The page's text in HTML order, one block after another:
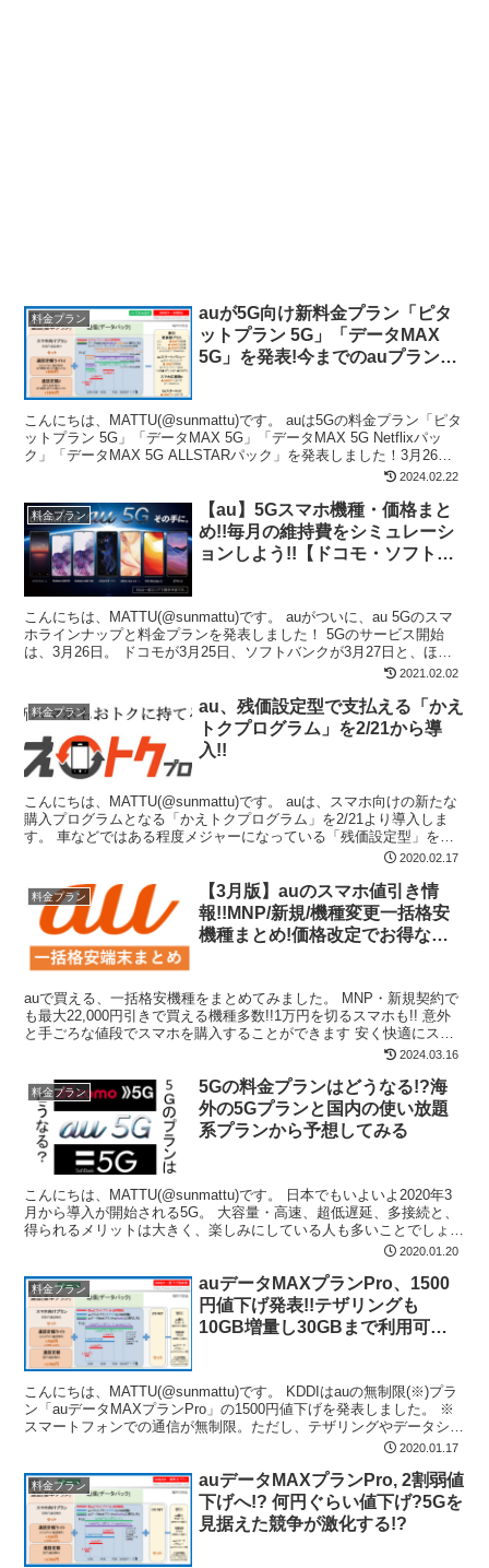
料金プラン
auが5G向け新料金プラン「ピタ
ットプラン 5G」「データMAX
5G」を発表!今までのauプランと
こんにちは、MATTU(@sunmattu)です。 auは5Gの料金プラン「ピタ
ットプラン 5G」「データMAX 5G」「データMAX 5G Netflixパッ
ク」「データMAX 5G ALLSTARパック」を発表しました！3月26日
2024.02.22
料金プラン
【au】5Gスマホ機種・価格まと
め!!毎月の維持費をシミュレーシ
ョンしよう!!【ドコモ・ソフトバ
こんにちは、MATTU(@sunmattu)です。 auがついに、au 5Gのスマ
ホラインナップと料金プランを発表しました！ 5Gのサービス開始
は、3月26日。 ドコモが3月25日、ソフトバンクが3月27日と、ほぼ
2021.02.02
料金プラン
au、残価設定型で支払える「かえ
トクプログラム」を2/21から導
入!!
こんにちは、MATTU(@sunmattu)です。 auは、スマホ向けの新たな
購入プログラムとなる「かえトクプログラム」を2/21より導入しま
す。 車などではある程度メジャーになっている「残価設定型」を導
2020.02.17
料金プラン
【3月版】auのスマホ値引き情
報!!MNP/新規/機種変更一括格安
機種まとめ!価格改定でお得な機
auで買える、一括格安機種をまとめてみました。 MNP・新規契約で
も最大22,000円引きで買える機種多数!!1万円を切るスマホも!! 意外
と手ごろな値段でスマホを購入することができます 安く快適にスマ
2024.03.16
料金プラン
5Gの料金プランはどうなる!?海
外の5Gプランと国内の使い放題
系プランから予想してみる
こんにちは、MATTU(@sunmattu)です。 日本でもいよいよ2020年3
月から導入が開始される5G。 大容量・高速、超低遅延、多接続と、
得られるメリットは大きく、楽しみにしている人も多いことでしょ
2020.01.20
料金プラン
auデータMAXプランPro、1500
円値下げ発表!!テザリングも
10GB増量し30GBまで利用可
こんにちは、MATTU(@sunmattu)です。 KDDIはauの無制限(※)プラ
ン「auデータMAXプランPro」の1500円値下げを発表しました。 ※
スマートフォンでの通信が無制限。ただし、テザリングやデータシェ
2020.01.17
料金プラン
auデータMAXプランPro, 2割弱値
下げへ!? 何円ぐらい値下げ?5Gを
見据えた競争が激化する!?